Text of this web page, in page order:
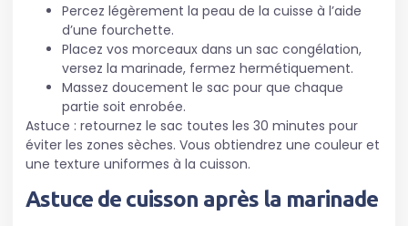
Percez légèrement la peau de la cuisse à l’aide
d’une fourchette.
Placez vos morceaux dans un sac congélation,
versez la marinade, fermez hermétiquement.
Massez doucement le sac pour que chaque
partie soit enrobée.
Astuce : retournez le sac toutes les 30 minutes pour
éviter les zones sèches. Vous obtiendrez une couleur et
une texture uniformes à la cuisson.
Astuce de cuisson après la marinade